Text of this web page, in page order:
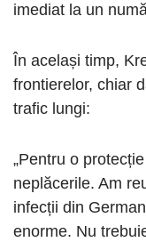
imediat la un
În același timp,
frontierelor, chiar
trafic lungi:
„Pentru o
neplăcerile. Am
infecții din
enorme. Nu